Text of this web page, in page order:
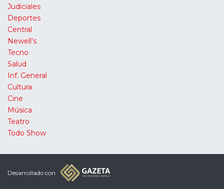
Judiciales
Deportes
Central
Newell’s
Tecno
Salud
Inf. General
Cultura
Cine
Música
Teatro
Todo Show
Desarrollado con